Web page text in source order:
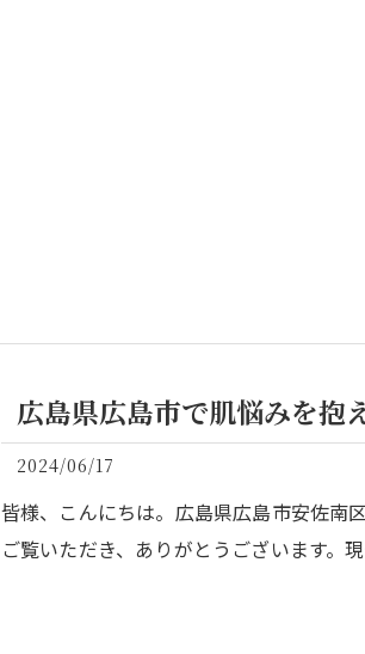
広島県広島市で肌悩みを
2024/06/17
皆様、こんにちは。広島県広島市安佐南
ご覧いただき、ありがとうございます。